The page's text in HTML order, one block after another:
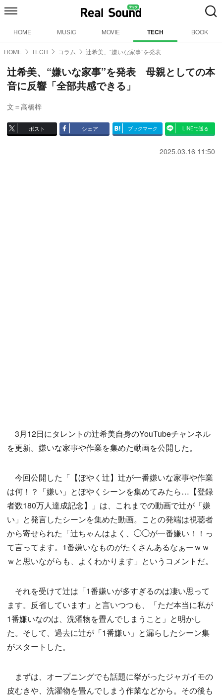
HOME MUSIC MOVIE TECH BOOK
HOME TECH コラム 辻希美、“嫌いな家事”を発表
辻希美、“嫌いな家事”を発表 母親としての本
音に反響「全部共感できる」
文＝高橋梓
ポスト シェア ブックマーク LINEで送る
2025.03.16 11:50
3月12日にタレントの辻希美自身のYouTubeチャンネル
を更新。嫌いな家事や作業を集めた動画を公開した。
今回公開した「【ぼやく辻】辻が一番嫌いな家事や作業
は何！？「嫌い」とぼやくシーンを集めてみたら…【登録
者数180万人達成記念】」は、これまでの動画で辻が「嫌
い」と発言したシーンを集めた動画。ことの発端は視聴者
から寄せられた「辻ちゃんはよく、◯◯が一番嫌い！！っ
て言ってます。1番嫌いなものがたくさんあるなぁーｗｗ
ｗと思いながらも、よくわかります」というコメントだ。
それを受けて辻は「1番嫌いが多すぎるのは凄い思って
ます。反省しています」と言いつつも、「ただ本当に私が
1番嫌いなのは、洗濯物を畳んでしまうこと」と明かし
た。そして、過去に辻が「1番嫌い」と漏らしたシーン集
がスタートした。
まずは、オープニングでも話題に挙がったジャガイモの
皮むきや、洗濯物を畳んでしまう作業などから。その後も